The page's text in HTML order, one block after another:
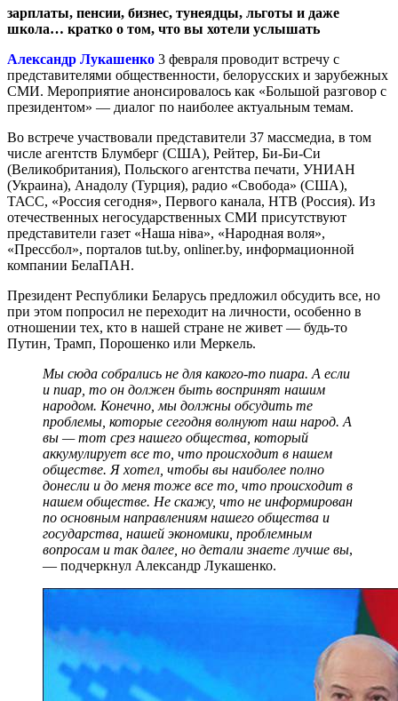
зарплаты, пенсии, бизнес, тунеядцы, льготы и даже
школа… кратко о том, что вы хотели услышать
Александр Лукашенко 3 февраля проводит встречу с
представителями общественности, белорусских и зарубежных
СМИ. Мероприятие анонсировалось как «Большой разговор с
президентом» — диалог по наиболее актуальным темам.
Во встрече участвовали представители 37 массмедиа, в том
числе агентств Блумберг (США), Рейтер, Би-Би-Си
(Великобритания), Польского агентства печати, УНИАН
(Украина), Анадолу (Турция), радио «Свобода» (США),
ТАСС, «Россия сегодня», Первого канала, НТВ (Россия). Из
отечественных негосударственных СМИ присутствуют
представители газет «Наша ніва», «Народная воля»,
«Прессбол», порталов tut.by, onliner.by, информационной
компании БелаПАН.
Президент Республики Беларусь предложил обсудить все, но
при этом попросил не переходит на личности, особенно в
отношении тех, кто в нашей стране не живет — будь-то
Путин, Трамп, Порошенко или Меркель.
Мы сюда собрались не для какого-то пиара. А если
и пиар, то он должен быть воспринят нашим
народом. Конечно, мы должны обсудить те
проблемы, которые сегодня волнуют наш народ. А
вы — тот срез нашего общества, который
аккумулирует все то, что происходит в нашем
обществе. Я хотел, чтобы вы наиболее полно
донесли и до меня тоже все то, что происходит в
нашем обществе. Не скажу, что не информирован
по основным направлениям нашего общества и
государства, нашей экономики, проблемным
вопросам и так далее, но детали знаете лучше вы,
— подчеркнул Александр Лукашенко.